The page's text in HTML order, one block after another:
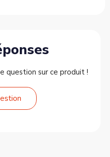
question sur ce produit !